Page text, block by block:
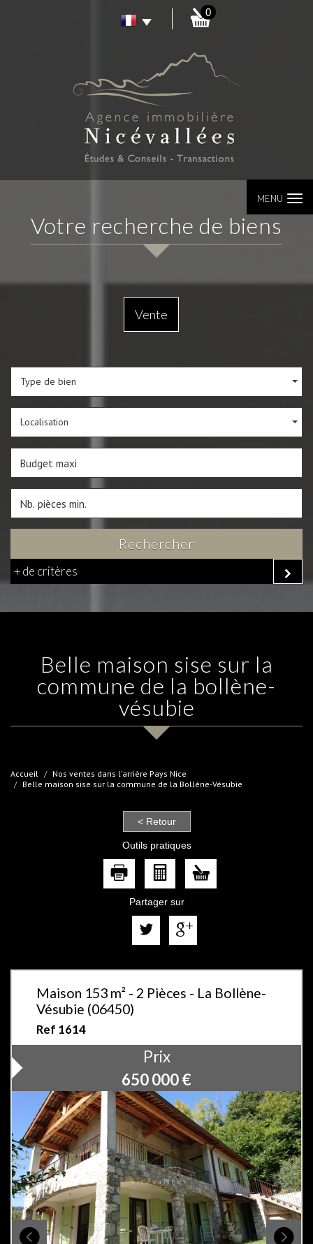
0
MENU
votre recherche de biens
Vente
Type de bien
Localisation
Rechercher
+ de critères
belle maison sise sur la
commune de la bollène-
vésubie
Accueil
Nos ventes dans l'arrière Pays Nice
Belle maison sise sur la commune de la Bollène-Vésubie
< Retour
Outils pratiques
Partager sur
Maison 153 m² - 2 Pièces - La Bollène-
Vésubie (06450)
Ref 1614
Prix
650 000€